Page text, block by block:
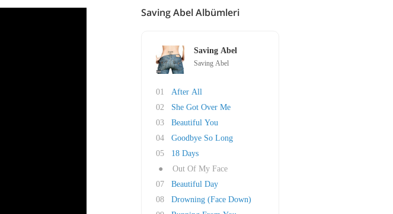
Saving Abel Albümleri
Saving Abel
Saving Abel
01
After All
02
She Got Over Me
03
Beautiful You
04
Goodbye So Long
05
18 Days
●
Out Of My Face
07
Beautiful Day
08
Drowning (Face Down)